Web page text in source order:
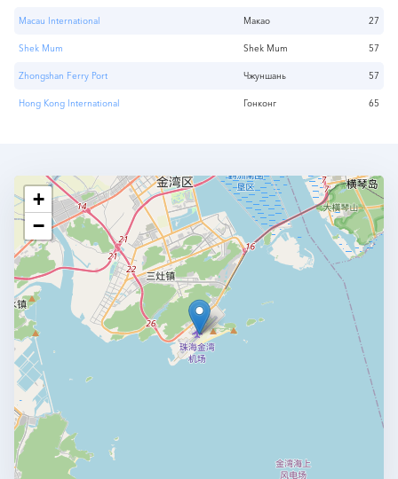
Macau International Макао 27
Shek Mum Shek Mum 57
Zhongshan Ferry Port Чжуншань 57
Hong Kong International Гонконг 65
+
−